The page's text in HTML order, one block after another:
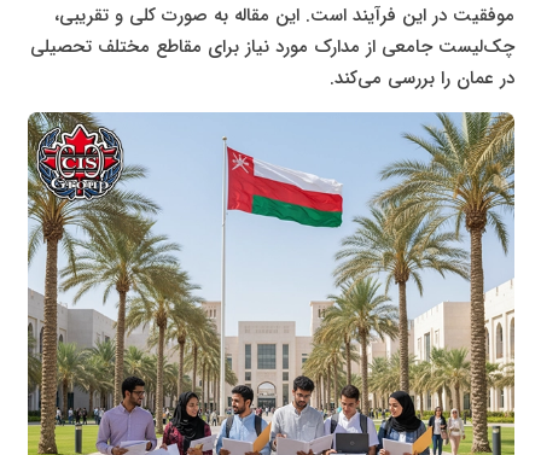
موفقیت در این فرآیند است. این مقاله به صورت کلی و تقریبی،
چک‌لیست جامعی از مدارک مورد نیاز برای مقاطع مختلف تحصیلی
در عمان را بررسی می‌کند.